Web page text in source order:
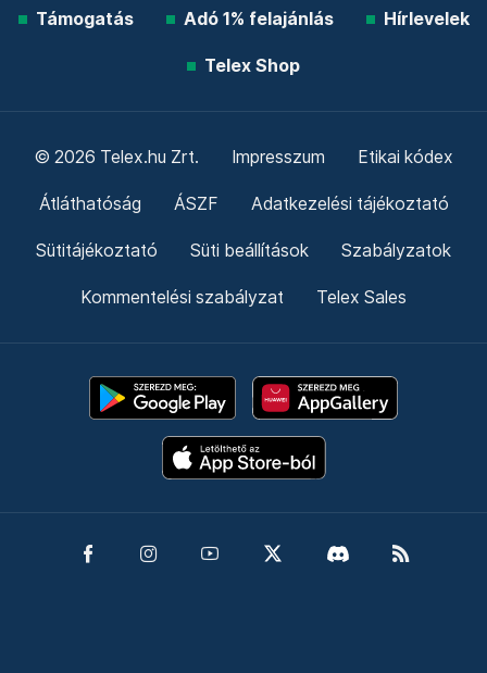
Támogatás Adó 1% felajánlás Hírlevelek
Telex Shop
© 2026 Telex.hu Zrt. Impresszum Etikai kódex
Átláthatóság ÁSZF Adatkezelési tájékoztató
Sütitájékoztató Süti beállítások Szabályzatok
Kommentelési szabályzat Telex Sales